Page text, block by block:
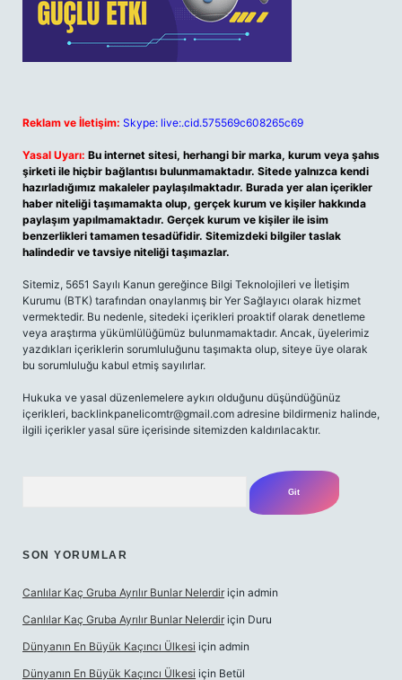
Reklam ve İletişim: Skype: live:.cid.575569c608265c69
Yasal Uyarı: Bu internet sitesi, herhangi bir marka, kurum veya şahıs
şirketi ile hiçbir bağlantısı bulunmamaktadır. Sitede yalnızca kendi
hazırladığımız makaleler paylaşılmaktadır. Burada yer alan içerikler
haber niteliği taşımamakta olup, gerçek kurum ve kişiler hakkında
paylaşım yapılmamaktadır. Gerçek kurum ve kişiler ile isim
benzerlikleri tamamen tesadüfidir. Sitemizdeki bilgiler taslak
halindedir ve tavsiye niteliği taşımazlar.
Sitemiz, 5651 Sayılı Kanun gereğince Bilgi Teknolojileri ve İletişim
Kurumu (BTK) tarafından onaylanmış bir Yer Sağlayıcı olarak hizmet
vermektedir. Bu nedenle, sitedeki içerikleri proaktif olarak denetleme
veya araştırma yükümlülüğümüz bulunmamaktadır. Ancak, üyelerimiz
yazdıkları içeriklerin sorumluluğunu taşımakta olup, siteye üye olarak
bu sorumluluğu kabul etmiş sayılırlar.
Hukuka ve yasal düzenlemelere aykırı olduğunu düşündüğünüz
içerikleri, backlinkpanelicomtr@gmail.com adresine bildirmeniz halinde,
ilgili içerikler yasal süre içerisinde sitemizden kaldırılacaktır.
SON YORUMLAR
Canlılar Kaç Gruba Ayrılır Bunlar Nelerdir için admin
Canlılar Kaç Gruba Ayrılır Bunlar Nelerdir için Duru
Dünyanın En Büyük Kaçıncı Ülkesi için admin
Dünyanın En Büyük Kaçıncı Ülkesi için Betül